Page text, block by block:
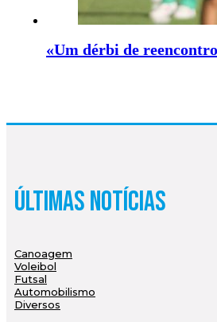
«Um dérbi de
Últimas Notícias
Canoagem
Voleibol
Futsal
Automobilismo
Diversos